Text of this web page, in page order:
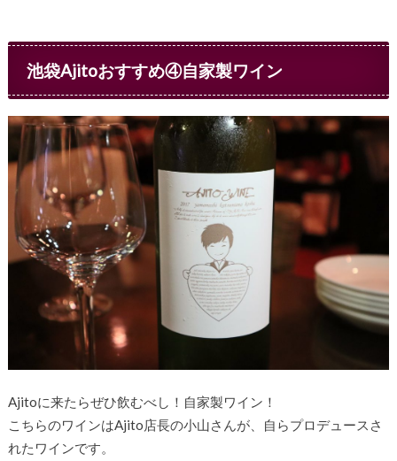
池袋Ajitoおすすめ④自家製ワイン
Ajitoに来たらぜひ飲むべし！自家製ワイン！
こちらのワインはAjito店長の小山さんが、自らプロデュースさ
れたワインです。